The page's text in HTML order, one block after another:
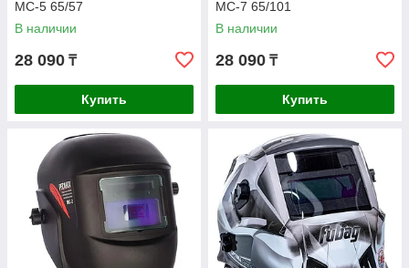
МС-5 65/57
В наличии
28 090 ₸
Купить
МС-7 65/101
В наличии
28 090 ₸
Купить